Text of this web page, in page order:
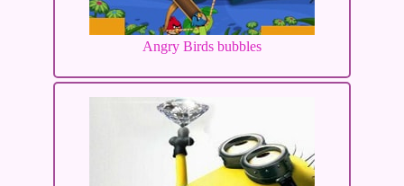
Angry Birds bubbles